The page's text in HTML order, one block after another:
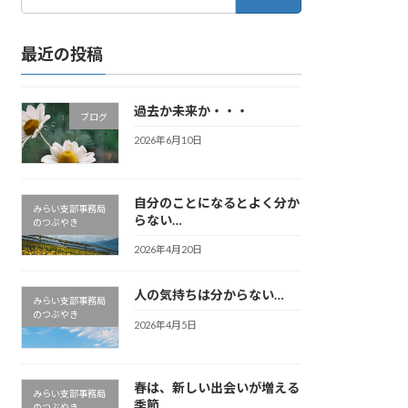
最近の投稿
ブログ 過去か未来か・・・
2026年6月10日
みらい支部事務局
のつぶやき
自分のことになるとよく分か
らない…
2026年4月20日
みらい支部事務局
のつぶやき
人の気持ちは分からない…
2026年4月5日
みらい支部事務局
春は、新しい出会いが増える
季節